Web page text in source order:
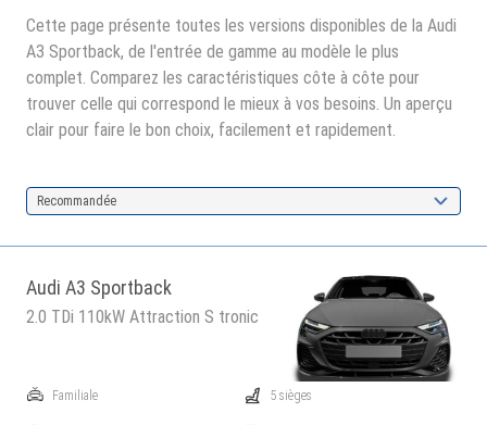
Cette page présente toutes les versions disponibles de la Audi
A3 Sportback, de l'entrée de gamme au modèle le plus
complet. Comparez les caractéristiques côte à côte pour
trouver celle qui correspond le mieux à vos besoins. Un aperçu
clair pour faire le bon choix, facilement et rapidement.
Recommandée
Audi A3 Sportback
2.0 TDi 110kW Attraction S tronic
Familiale 5 sièges